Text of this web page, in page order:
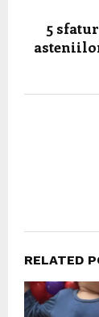
5
RELATED